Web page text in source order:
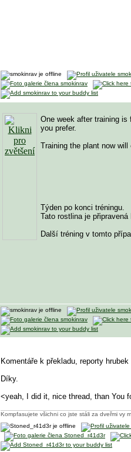
One week after training is
you prefer.
Training the plant now
Týden po konci tréningu.
Tato rostlina je
Další tréning v tomto
Komentáře k překladu, reporty
Díky.
<yeah, I did it, nice thread, than You
Kompfasujete všichni co jste stáli za dveřmi vy